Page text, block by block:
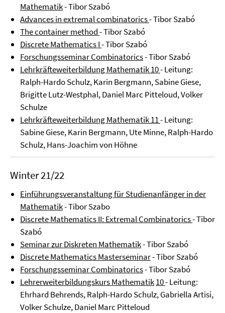
Mathematik- Tibor Szabó
Advances in extremal combinatorics- Tibor Szabó
The container method- Tibor Szabó
Discrete Mathematics I- Tibor Szabó
Forschungsseminar Combinatorics- Tibor Szabó
Lehrkräfteweiterbildung Mathematik 10- Leitung:
Ralph-Hardo Schulz, Karin Bergmann, Sabine Giese,
Brigitte Lutz-Westphal, Daniel Marc Pitteloud, Volker
Schulze
Lehrkräfteweiterbildung Mathematik 11- Leitung:
Sabine Giese, Karin Bergmann, Ute Minne, Ralph-Hardo
Schulz, Hans-Joachim von Höhne
Winter 21/22
Einführungsveranstaltung für Studienanfänger in der
Mathematik- Tibor Szabo
Discrete Mathematics II: Extremal Combinatorics- Tibor
Szabó
Seminar zur Diskreten Mathematik- Tibor Szabó
Discrete Mathematics Masterseminar- Tibor Szabó
Forschungsseminar Combinatorics- Tibor Szabó
Lehrerweiterbildungskurs Mathematik10- Leitung:
Ehrhard Behrends, Ralph-Hardo Schulz, Gabriella Artisi,
Volker Schulze, Daniel Marc Pitteloud